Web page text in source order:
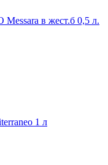
в жест.б 0,5 л.
1 л